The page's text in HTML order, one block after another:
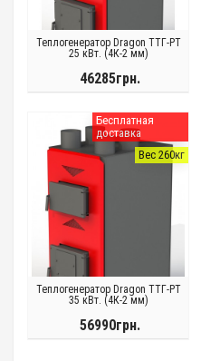
Теплогенератор Dragon ТТГ-РТ
25 кВт. (4К-2 мм)
46285грн.
Бесплатная
доставка
Вес 260кг
Теплогенератор Dragon ТТГ-РТ
35 кВт. (4К-2 мм)
56990грн.